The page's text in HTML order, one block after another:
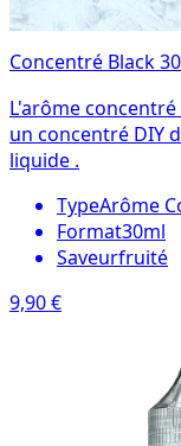
Concentré Black
L'arôme
un concentré DIY
liquide .
TypeArôme
Format30ml
Saveurfruité
9,90 €